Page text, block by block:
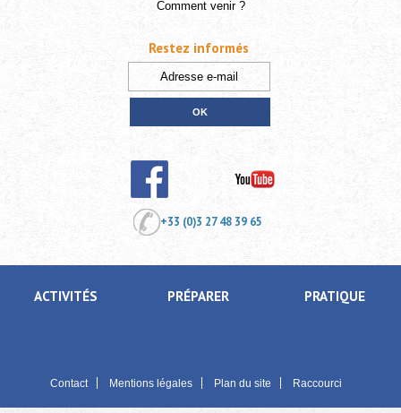
Comment venir ?
+33 (0)3 27 48 39 65
ACTIVITÉS PRÉPARER PRATIQUE
Contact Mentions légales Plan du site Raccourci
Restez informés